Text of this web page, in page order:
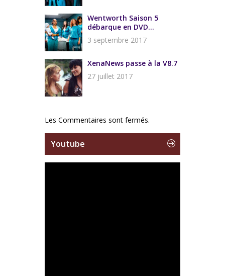
Wentworth Saison 5
débarque en DVD...
3 septembre 2017
XenaNews passe à la V8.7
27 juillet 2017
Les Commentaires sont fermés.
Youtube